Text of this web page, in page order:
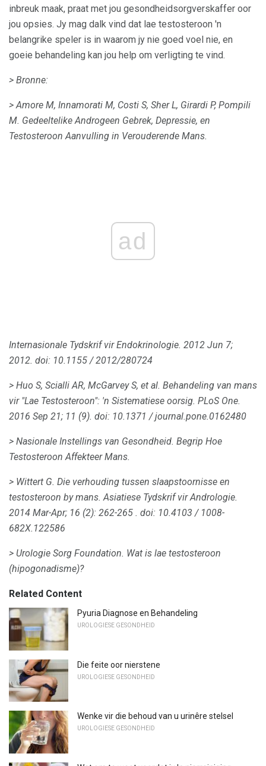
inbreuk maak, praat met jou gesondheidsorgverskaffer oor
jou opsies. Jy mag dalk vind dat lae testosteroon 'n
belangrike speler is in waarom jy nie goed voel nie, en
goeie behandeling kan jou help om verligting te vind.
> Bronne:
> Amore M, Innamorati M, Costi S, Sher L, Girardi P, Pompili
M. Gedeeltelike Androgeen Gebrek, Depressie, en
Testosteroon Aanvulling in Verouderende Mans.
ad
Internasionale Tydskrif vir Endokrinologie. 2012 Jun 7;
2012. doi: 10.1155 / 2012/280724
> Huo S, Scialli AR, McGarvey S, et al. Behandeling van mans
vir "Lae Testosteroon": 'n Sistematiese oorsig. PLoS One.
2016 Sep 21; 11 (9). doi: 10.1371 / journal.pone.0162480
> Nasionale Instellings van Gesondheid. Begrip Hoe
Testosteroon Affekteer Mans.
> Wittert G. Die verhouding tussen slaapstoornisse en
testosteroon by mans. Asiatiese Tydskrif vir Andrologie.
2014 Mar-Apr; 16 (2): 262-265 . doi: 10.4103 / 1008-
682X.122586
> Urologie Sorg Foundation. Wat is lae testosteroon
(hipogonadisme)?
Related Content
Pyuria Diagnose en Behandeling
UROLOGIESE GESONDHEID
Die feite oor nierstene
UROLOGIESE GESONDHEID
Wenke vir die behoud van u urinêre stelsel
UROLOGIESE GESONDHEID